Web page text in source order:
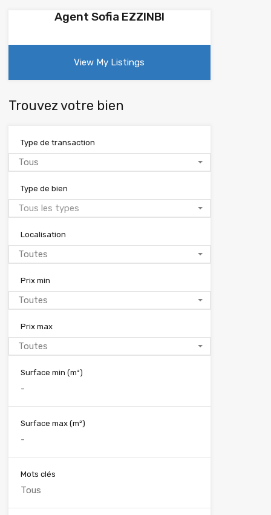
Agent Sofia EZZINBI
View My Listings
Trouvez votre bien
Type de transaction
Tous
Type de bien
Tous les types
Localisation
Toutes
Prix min
Toutes
Prix max
Toutes
Surface min (m²)
Surface max (m²)
Mots clés